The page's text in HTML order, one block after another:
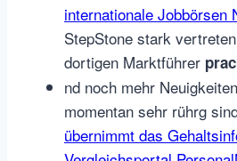
internationale Jobbörsen
StepStone stark
dortigen Marktführer
nd noch mehr
momentan sehr rührg
übernimmt das